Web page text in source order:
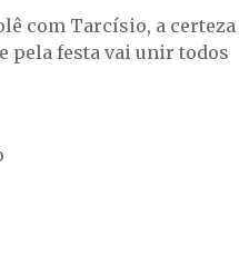
com Tarcísio, a certeza
pela festa vai unir todos